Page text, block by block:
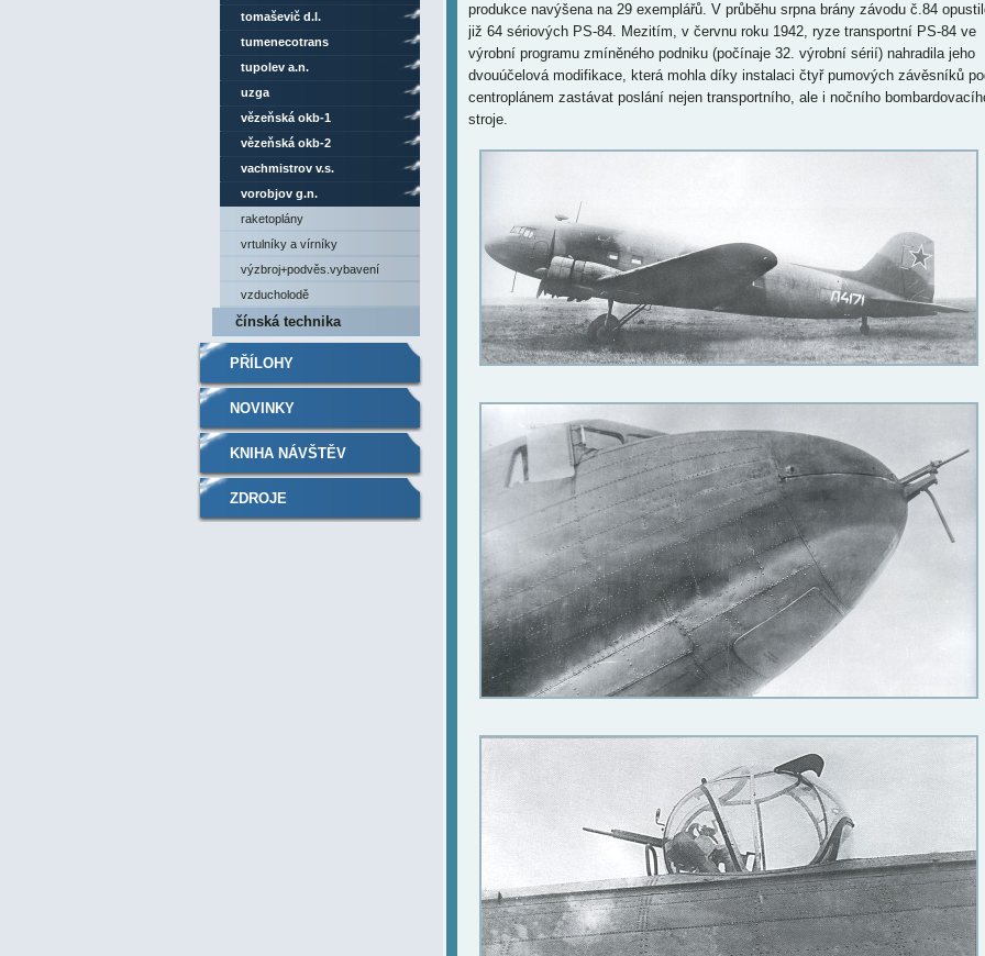
produkce navýšena na 29 exemplářů. V průběhu srpna brány závodu č.84
již 64 sériových PS-84. Mezitím, v červnu roku 1942, ryze transportní PS-84 ve
výrobní programu zmíněného podniku (počínaje 32. výrobní sérií) nahradila jeho
dvouúčelová modifikace, která mohla díky instalaci čtyř pumových závěsníků
centroplánem zastávat poslání nejen transportního, ale i nočního
stroje.
tomaševič d.l.
tumenecotrans
tupolev a.n.
uzga
vězeňská okb-1
vězeňská okb-2
vachmistrov v.s.
vorobjov g.n.
raketoplány
vrtulníky a vírníky
výzbroj+podvěs.vybavení
vzducholodě
čínská technika
PŘÍLOHY
NOVINKY
KNIHA NÁVŠTĚV
ZDROJE